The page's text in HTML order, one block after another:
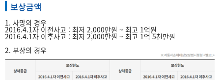
보상금액
1. 사망의 경우
2016.4.1자 이전사고 : 최저 2,000만원 ~ 최고 1억원
2016.4.1자 이후사고 : 최저 2,000만원 ~ 최고 1억 5천만원
2. 부상의 경우